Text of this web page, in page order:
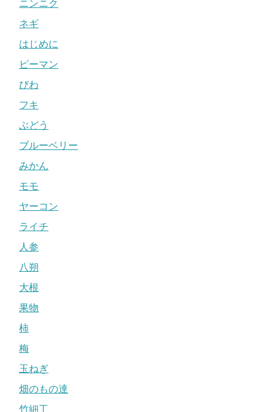
ニンニク
ネギ
はじめに
ピーマン
びわ
フキ
ぶどう
ブルーベリー
みかん
モモ
ヤーコン
ライチ
人参
八朔
大根
果物
柿
梅
玉ねぎ
畑のもの達
竹細工